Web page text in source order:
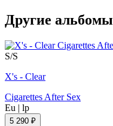
Другие альбомы
S/S
X's - Clear
Cigarettes After Sex
Eu | lp
5 290 ₽